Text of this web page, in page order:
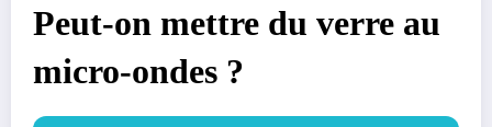
Peut-on mettre du verre au
micro-ondes ?